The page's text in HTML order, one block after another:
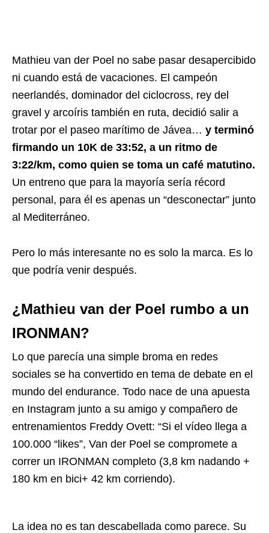
Mathieu van der Poel no sabe pasar desapercibido
ni cuando está de vacaciones. El campeón
neerlandés, dominador del ciclocross, rey del
gravel y arcoíris también en ruta, decidió salir a
trotar por el paseo marítimo de Jávea… y terminó
firmando un 10K de 33:52, a un ritmo de
3:22/km, como quien se toma un café matutino.
Un entreno que para la mayoría sería récord
personal, para él es apenas un “desconectar” junto
al Mediterráneo.
Pero lo más interesante no es solo la marca. Es lo
que podría venir después.
¿Mathieu van der Poel rumbo a un
IRONMAN?
Lo que parecía una simple broma en redes
sociales se ha convertido en tema de debate en el
mundo del endurance. Todo nace de una apuesta
en Instagram junto a su amigo y compañero de
entrenamientos Freddy Ovett: “Si el vídeo llega a
100.000 “likes”, Van der Poel se compromete a
correr un IRONMAN completo (3,8 km nadando +
180 km en bici+ 42 km corriendo).
La idea no es tan descabellada como parece. Su